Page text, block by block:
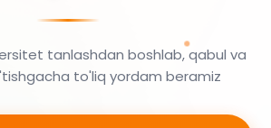
tanlashdan boshlab, qabul va
to'liq yordam beramiz